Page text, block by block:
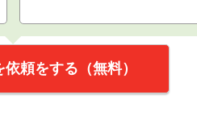
頼をする（無料）